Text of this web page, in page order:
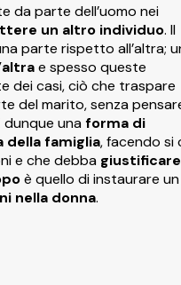
da parte dell’uomo nei
un altro individuo. Il
parte rispetto all’altra;
e spesso queste
dei casi, ciò che traspare
del marito, senza
unaforma di
della famiglia, facendo si
e che debba
è quello di instaurare un
nella donna.